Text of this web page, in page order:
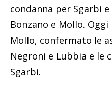
condanna per Sgarbi
Bonzano e Mollo.
Mollo, confermato le
Negroni e Lubbia e le
Sgarbi.